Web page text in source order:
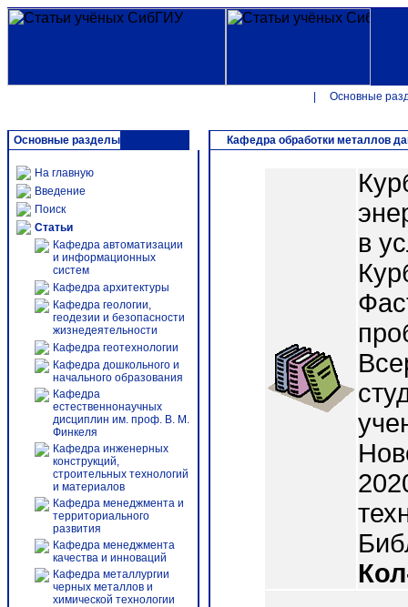
Основные
Основные разделы
На главную
Введение
Поиск
Статьи
Кафедра автоматизации
и информационных
систем
Кафедра архитектуры
Кафедра геологии,
геодезии и безопасности
жизнедеятельности
Кафедра геотехнологии
Кафедра дошкольного и
начального образования
Кафедра
естественнонаучных
дисциплин им. проф. В. М.
Финкеля
Кафедра инженерных
конструкций,
строительных технологий
и материалов
Кафедра менеджмента и
территориального
развития
Кафедра менеджмента
качества и инноваций
Кафедра металлургии
черных металлов и
химической технологии
Кафедра обработки металлов
в